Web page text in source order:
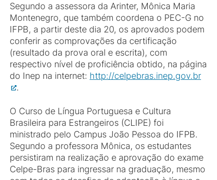
Segundo a assessora da Arinter, Mônica Maria
Montenegro, que também coordena o PEC-G no
IFPB, a partir deste dia 20, os aprovados podem
conferir as comprovações da certificação
(resultado da prova oral e escrita), com
respectivo nível de proficiência obtido, na página
do Inep na internet: http://celpebras.inep.gov.br
.
O Curso de Língua Portuguesa e Cultura
Brasileira para Estrangeiros (CLIPE) foi
ministrado pelo Campus João Pessoa do IFPB.
Segundo a professora Mônica, os estudantes
persistiram na realização e aprovação do exame
Celpe-Bras para ingressar na graduação, mesmo